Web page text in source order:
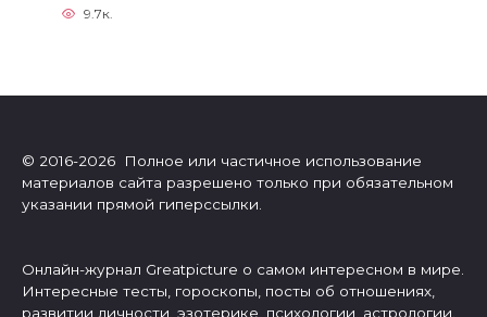
9.7к.
© 2016-2026 Полное или частичное использование
материалов сайта разрешено только при обязательном
указании прямой гиперссылки.
Онлайн-журнал Greatpicture о самом интересном в мире.
Интересные тесты, гороскопы, посты об отношениях,
развитии личности, эзотерике, психологии, астрологии.